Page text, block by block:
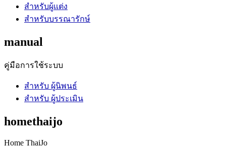
สำหรับผู้แต่ง
สำหรับบรรณารักษ์
manual
คู่มือการใช้ระบบ
สำหรับ ผู้นิพนธ์
สำหรับ ผู้ประเมิน
homethaijo
Home ThaiJo